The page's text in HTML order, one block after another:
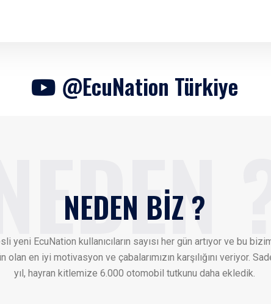
@EcuNation Türkiye
NEDEN BİZ ?
yeni EcuNation kullanıcıların sayısı her gün artıyor ve bu
olan en iyi motivasyon ve çabalarımızın karşılığını veriyor.
yıl, hayran kitlemize 6.000 otomobil tutkunu daha ekledik.